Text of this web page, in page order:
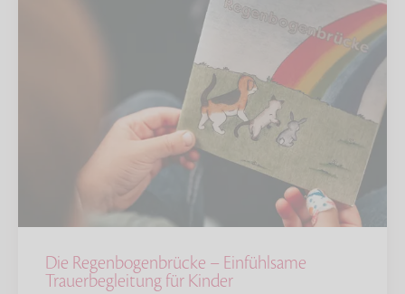
Die Regenbogenbrücke – Einfühlsame
Trauerbegleitung für Kinder